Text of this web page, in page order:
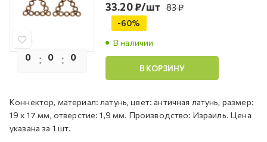
0 0 0
В наличии
33.20₽/шт 83₽
-60%
В КОРЗИНУ
Коннектор, материал: латунь, цвет: античная латунь, размер:
19 х 17 мм, отверстие: 1,9 мм. Производство: Израиль. Цена
указана за 1 шт.